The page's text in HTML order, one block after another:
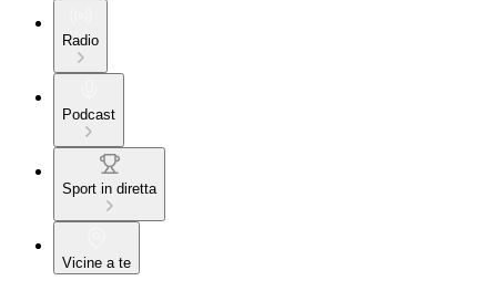
Radio
Podcast
Sport in diretta
Vicine a te